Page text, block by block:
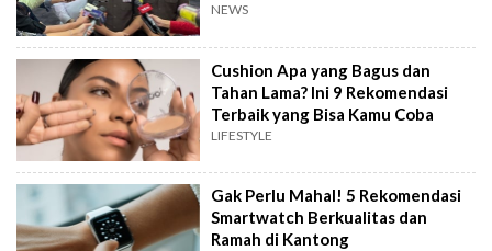
NEWS
Cushion Apa yang Bagus dan
Tahan Lama? Ini 9 Rekomendasi
Terbaik yang Bisa Kamu Coba
LIFESTYLE
Gak Perlu Mahal! 5 Rekomendasi
Smartwatch Berkualitas dan
Ramah di Kantong